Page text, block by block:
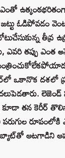
తీవ్ర
ఎవరి తప్పు
ఒకానొక దశలో
తన కెరీర్
ఆటగాడిని